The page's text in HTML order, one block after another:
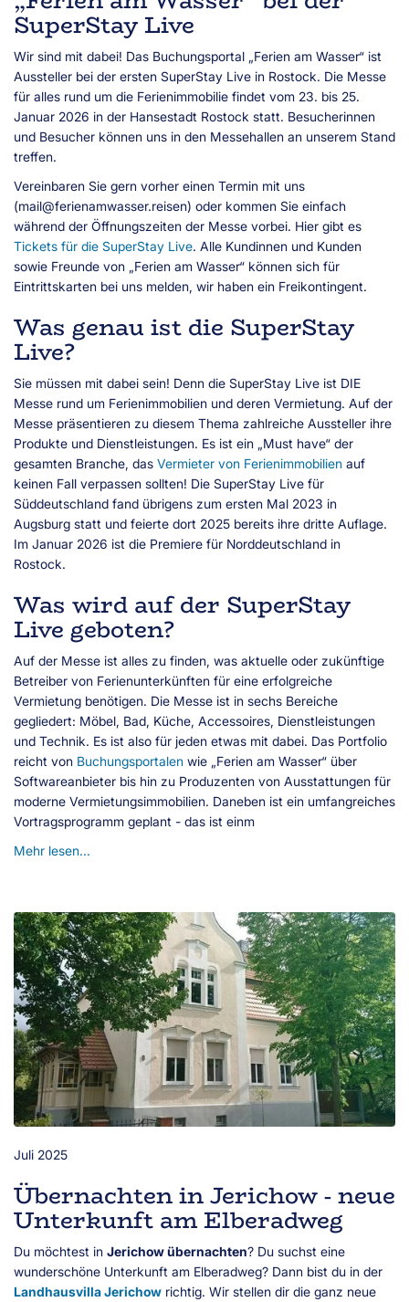
SuperStay Live
Wir sind mit dabei! Das Buchungsportal „Ferien am Wasser“ ist
Aussteller bei der ersten SuperStay Live in Rostock. Die Messe
für alles rund um die Ferienimmobilie findet vom 23. bis 25.
Januar 2026 in der Hansestadt Rostock statt. Besucherinnen
und Besucher können uns in den Messehallen an unserem Stand
treffen.
Vereinbaren Sie gern vorher einen Termin mit uns
(mail@ferienamwasser.reisen) oder kommen Sie einfach
während der Öffnungszeiten der Messe vorbei. Hier gibt es
Tickets für die SuperStay Live. Alle Kundinnen und Kunden
sowie Freunde von „Ferien am Wasser“ können sich für
Eintrittskarten bei uns melden, wir haben ein Freikontingent.
Was genau ist die SuperStay
Live?
Sie müssen mit dabei sein! Denn die SuperStay Live ist DIE
Messe rund um Ferienimmobilien und deren Vermietung. Auf der
Messe präsentieren zu diesem Thema zahlreiche Aussteller ihre
Produkte und Dienstleistungen. Es ist ein „Must have“ der
gesamten Branche, das Vermieter von Ferienimmobilien auf
keinen Fall verpassen sollten! Die SuperStay Live für
Süddeutschland fand übrigens zum ersten Mal 2023 in
Augsburg statt und feierte dort 2025 bereits ihre dritte Auflage.
Im Januar 2026 ist die Premiere für Norddeutschland in
Rostock.
Was wird auf der SuperStay
Live geboten?
Auf der Messe ist alles zu finden, was aktuelle oder zukünftige
Betreiber von Ferienunterkünften für eine erfolgreiche
Vermietung benötigen. Die Messe ist in sechs Bereiche
gegliedert: Möbel, Bad, Küche, Accessoires, Dienstleistungen
und Technik. Es ist also für jeden etwas mit dabei. Das Portfolio
reicht von Buchungsportalen wie „Ferien am Wasser“ über
Softwareanbieter bis hin zu Produzenten von Ausstattungen für
moderne Vermietungsimmobilien. Daneben ist ein umfangreiches
Vortragsprogramm geplant - das ist einm
Mehr lesen...
Juli 2025
Übernachten in Jerichow - neue
Unterkunft am Elberadweg
Du möchtest in Jerichow übernachten? Du suchst eine
wunderschöne Unterkunft am Elberadweg? Dann bist du in der
Landhausvilla Jerichow richtig. Wir stellen dir die ganz neue